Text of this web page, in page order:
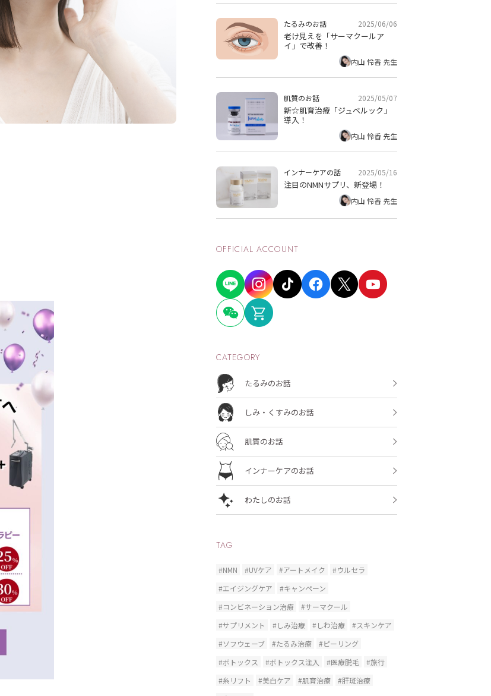
たるみのお話 2025/06/06
老け見えを「サーマクールア
イ」で改善！
内山 怜香 先生
肌質のお話 2025/05/07
新☆肌育治療「ジュベルック」
導入！
内山 怜香 先生
インナーケアの話 2025/05/16
注目のNMNサプリ、新登場！
内山 怜香 先生
OFFICIAL ACCOUNT
CATEGORY
たるみのお話
しみ・くすみのお話
肌質のお話
インナーケアのお話
わたしのお話
TAG
#NMN #UVケア #アートメイク
#ウルセラ
#エイジングケア
#キャンペーン
#コンビネーション治療
#サーマクール
#サプリメント
#しみ治療 #しわ治療
#スキンケア
#ソフウェーブ
#たるみ治療
#ピーリング
#ボトックス
#ボトックス注入 #医療脱毛
#旅行
#糸リフト
#美白ケア #肌育治療
#肝斑治療